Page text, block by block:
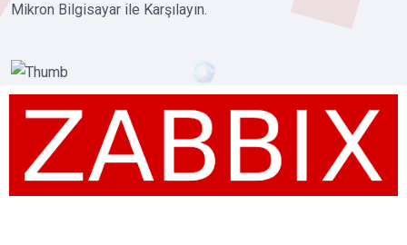
Mikron Bilgisayar ile Karşılayın.